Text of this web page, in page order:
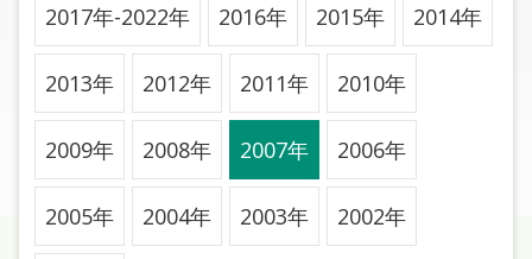
線
上
申
請
常
見
問
2017年-2022年 2016年 2015年 2014年
2013年 2012年 2011年 2010年
2009年 2008年 2007年 2006年
2005年 2004年 2003年 2002年